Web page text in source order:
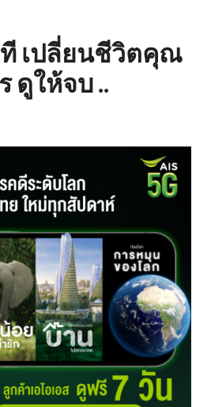
ที เปลี่ยนชีวิตคุณ
ดูให้จบ ..